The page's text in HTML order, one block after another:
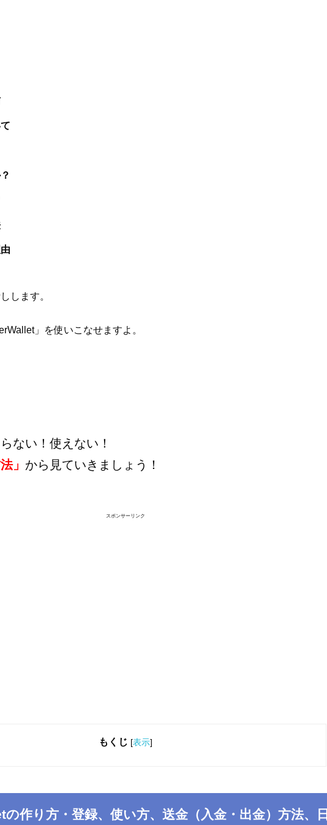
します。
」を使いこなせますよ。
ない！使えない！
」 から見ていきましょう！
スポンサーリンク
もくじ [表示]
作り方・登録、使い方、送金（入金・出金）方法、日